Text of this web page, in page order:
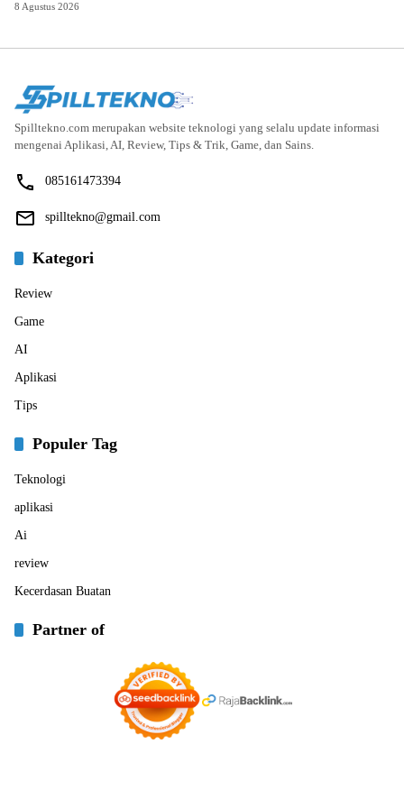
8 Agustus 2026
Spilltekno.com merupakan website teknologi yang selalu update informasi
mengenai Aplikasi, AI, Review, Tips & Trik, Game, dan Sains.
085161473394
spilltekno@gmail.com
Kategori
Review
Game
AI
Aplikasi
Tips
Populer Tag
Teknologi
aplikasi
Ai
review
Kecerdasan Buatan
Partner of